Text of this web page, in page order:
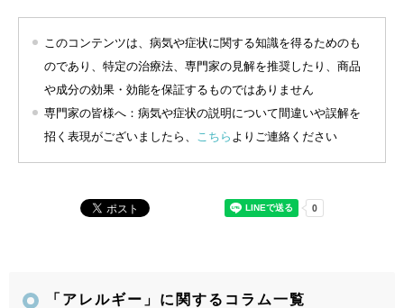
このコンテンツは、病気や症状に関する知識を得るためのも
のであり、特定の治療法、専門家の見解を推奨したり、商品
や成分の効果・効能を保証するものではありません
専門家の皆様へ：病気や症状の説明について間違いや誤解を
招く表現がございましたら、
こちら よりご連絡ください
「アレルギー」に関するコラム一覧